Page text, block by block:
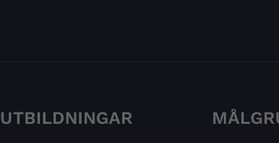
UTBILDNINGAR